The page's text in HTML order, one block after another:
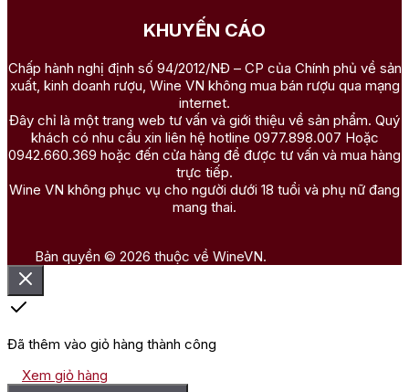
KHUYẾN CÁO
Chấp hành nghị định số 94/2012/NĐ – CP của Chính phủ về sản
xuất, kinh doanh rượu, Wine VN không mua bán rượu qua mạng
internet.
Đây chỉ là một trang web tư vấn và giới thiệu về sản phẩm. Quý
khách có nhu cầu xin liên hệ hotline 0977.898.007 Hoặc
0942.660.369 hoặc đến cửa hàng để được tư vấn và mua hàng
trực tiếp.
Wine VN không phục vụ cho người dưới 18 tuổi và phụ nữ đang
mang thai.
Bản quyền © 2026 thuộc về WineVN.
Đã thêm vào giỏ hàng thành công
Xem giỏ hàng